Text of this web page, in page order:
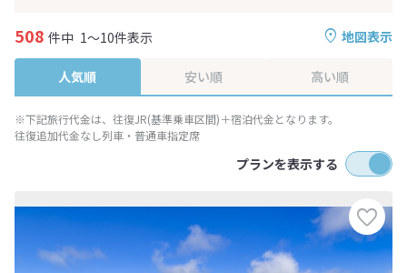
地図表示
508 件中 1～10件表示
人気順 安い順 高い順
※下記旅行代金は、往復JR(基準乗車区間)＋宿泊代金となります。
往復追加代金なし列車・普通車指定席
プランを表示する